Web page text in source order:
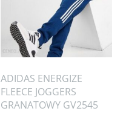
ADIDAS ENERGIZE
FLEECE JOGGERS
GRANATOWY GV2545